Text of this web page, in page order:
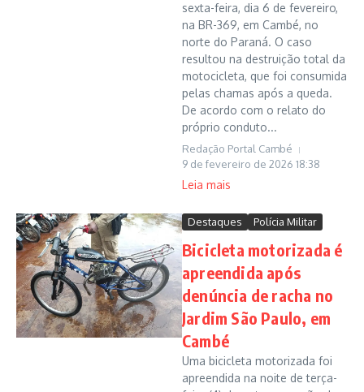
sexta-feira, dia 6 de fevereiro,
na BR-369, em Cambé, no
norte do Paraná. O caso
resultou na destruição total da
motocicleta, que foi consumida
pelas chamas após a queda.
De acordo com o relato do
próprio conduto...
Redação Portal Cambé
9 de fevereiro de 2026 18:38
Leia mais
Destaques Polícia Militar
Bicicleta motorizada é
apreendida após
denúncia de racha no
Jardim São Paulo, em
Cambé
Uma bicicleta motorizada foi
apreendida na noite de terça-